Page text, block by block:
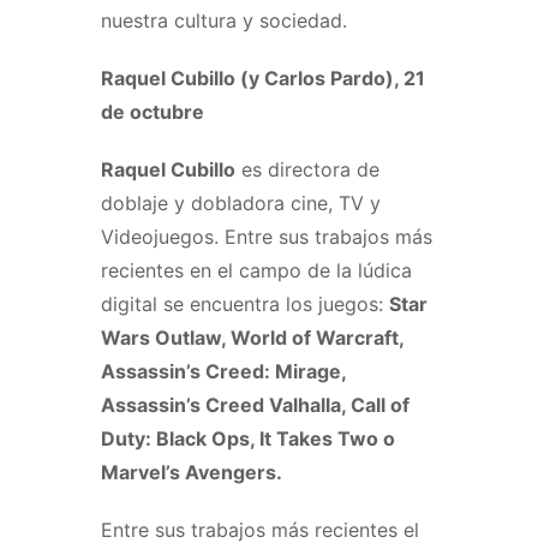
nuestra cultura y sociedad.
Raquel Cubillo (y Carlos Pardo), 21
de octubre
Raquel Cubillo es directora de
doblaje y dobladora cine, TV y
Videojuegos. Entre sus trabajos más
recientes en el campo de la lúdica
digital se encuentra los juegos: Star
Wars Outlaw, World of Warcraft,
Assassin’s Creed: Mirage,
Assassin’s Creed Valhalla, Call of
Duty: Black Ops, It Takes Two o
Marvel’s Avengers.
Entre sus trabajos más recientes el